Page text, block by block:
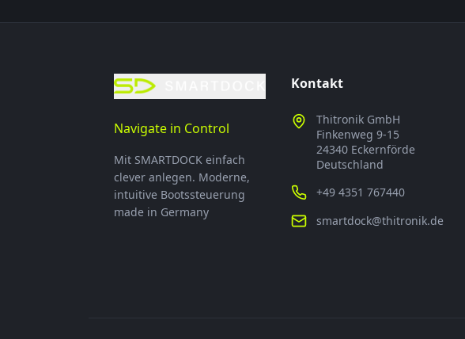
Navigate in Control
Mit SMARTDOCK einfach
clever anlegen. Moderne,
intuitive Bootssteuerung
made in Germany
Kontakt
Thitronik GmbH
Finkenweg 9-15
24340 Eckernförde
Deutschland
+49 4351 767440
smartdock@thitronik.de